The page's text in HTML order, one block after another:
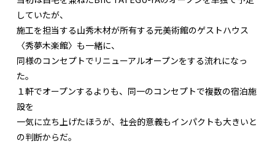
していたが、
施工を担当する山秀木材が所有する元美術館のゲストハウス
〈秀夢木楽館〉も一緒に、
同様のコンセプトでリニューアルオープンをする流れになっ
た。
１軒でオープンするよりも、同一のコンセプトで複数の宿泊施
設を
一気に立ち上げたほうが、社会的意義もインパクトも大きいと
の判断からだ。